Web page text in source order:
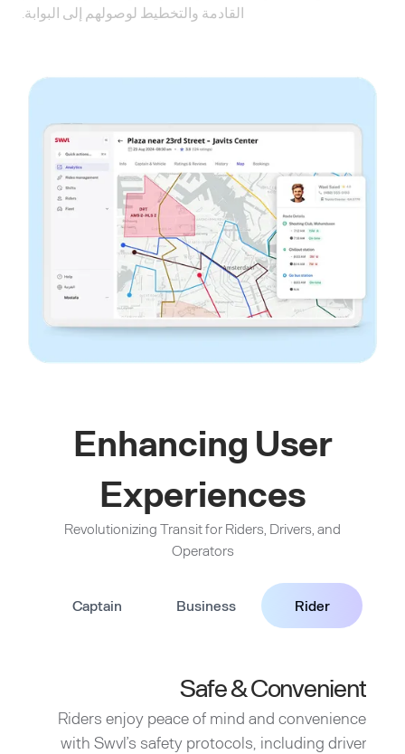
القادمة والتخطيط لوصولهم إلى البوابة.
Enhancing User
Experiences
Revolutionizing Transit for Riders, Drivers, and
Operators
Rider
Business
Captain
Safe & Convenient
Riders enjoy peace of mind and convenience
with Swvl’s safety protocols, including driver